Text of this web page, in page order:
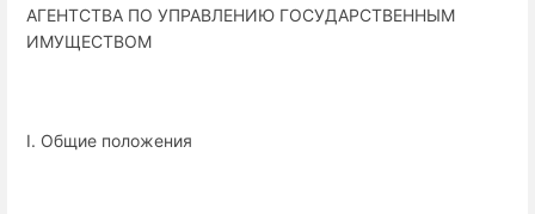
АГЕНТСТВА ПО УПРАВЛЕНИЮ ГОСУДАРСТВЕННЫМ
ИМУЩЕСТВОМ
I. Общие положения